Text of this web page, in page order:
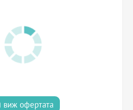
виж офертата